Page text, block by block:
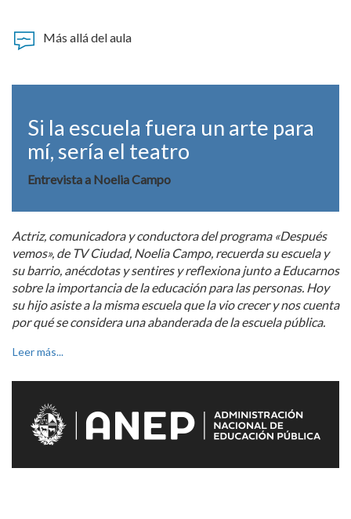
Más allá del aula
Si la escuela fuera un arte para
mí, sería el teatro
Entrevista a Noelia Campo
Actriz, comunicadora y conductora del programa «Después
vemos», de TV Ciudad, Noelia Campo, recuerda su escuela y
su barrio, anécdotas y sentires y reflexiona junto a Educarnos
sobre la importancia de la educación para las personas. Hoy
su hijo asiste a la misma escuela que la vio crecer y nos cuenta
por qué se considera una abanderada de la escuela pública.
Leer más...